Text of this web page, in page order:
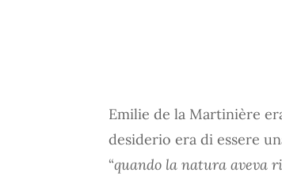
Emilie de la Martinière
desiderio era di essere
“quando la natura aveva